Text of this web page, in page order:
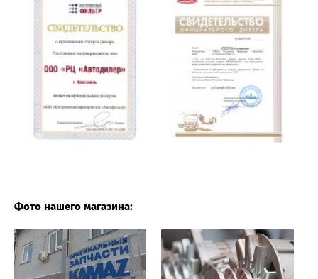
Фото нашего магазина: